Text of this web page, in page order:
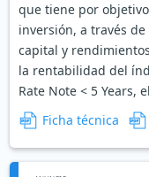
que tiene por
inversión, a través
capital y
la rentabilidad del
Rate Note < 5 Years,
Ficha técnica